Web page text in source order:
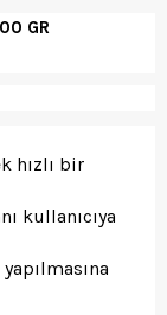
GR
hızlı bir
kullanıcıya